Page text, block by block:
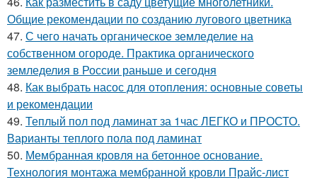
Общие рекомендации по созданию лугового цветника
47. С чего начать органическое земледелие на
собственном огороде. Практика органического
земледелия в России раньше и сегодня
48. Как выбрать насос для отопления: основные советы
и рекомендации
49. Теплый пол под ламинат за 1час ЛЕГКО и ПРОСТО.
Варианты теплого пола под ламинат
50. Мембранная кровля на бетонное основание.
Технология монтажа мембранной кровли Прайс-лист